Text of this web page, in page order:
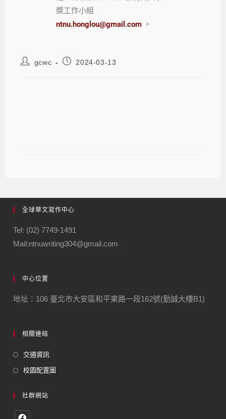
獎工作小組
ntnu.honglou@gmail.com 。
gcwc 2024-03-13
全球華文寫作中心
Tel: (02) 7749-1491
Mail:ntnuwriting304@gmail.com
中心位置
地址：106 臺北市大安區和平東路一段162號(勤誠大樓B1)
相關連結
交通資訊
校園配置圖
社群網站